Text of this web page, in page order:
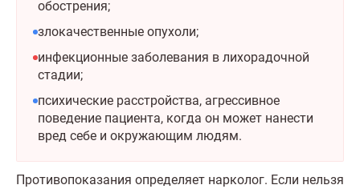
обострения;
злокачественные опухоли;
инфекционные заболевания в лихорадочной
стадии;
психические расстройства, агрессивное
поведение пациента, когда он может нанести
вред себе и окружающим людям.
Противопоказания определяет нарколог. Если нельзя